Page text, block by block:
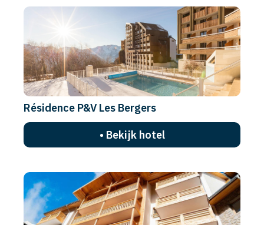
Résidence P&V Les Bergers
• Bekijk hotel